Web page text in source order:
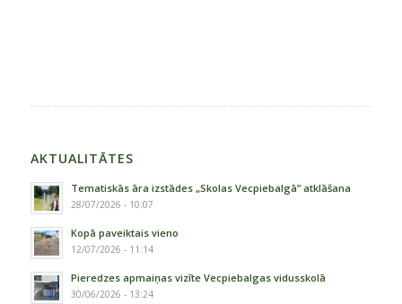
AKTUALITĀTES
Tematiskās āra izstādes „Skolas Vecpiebalgā” atklāšana
28/07/2026 - 10:07
Kopā paveiktais vieno
12/07/2026 - 11:14
Pieredzes apmaiņas vizīte Vecpiebalgas vidusskolā
30/06/2026 - 13:24